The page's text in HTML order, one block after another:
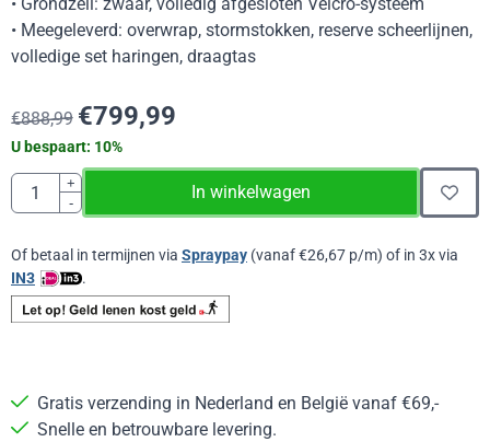
• Grondzeil: zwaar, volledig afgesloten Velcro-systeem
• Meegeleverd: overwrap, stormstokken, reserve scheerlijnen,
volledige set haringen, draagtas
€888,99 €799,99
U bespaart: 10%
Aantal
+
-
In winkelwagen
Of betaal in termijnen via Spraypay (vanaf€26,67 p/m) of in 3x via
IN3
.
Gratis verzending in Nederland en België vanaf €69,-
Snelle en betrouwbare levering.